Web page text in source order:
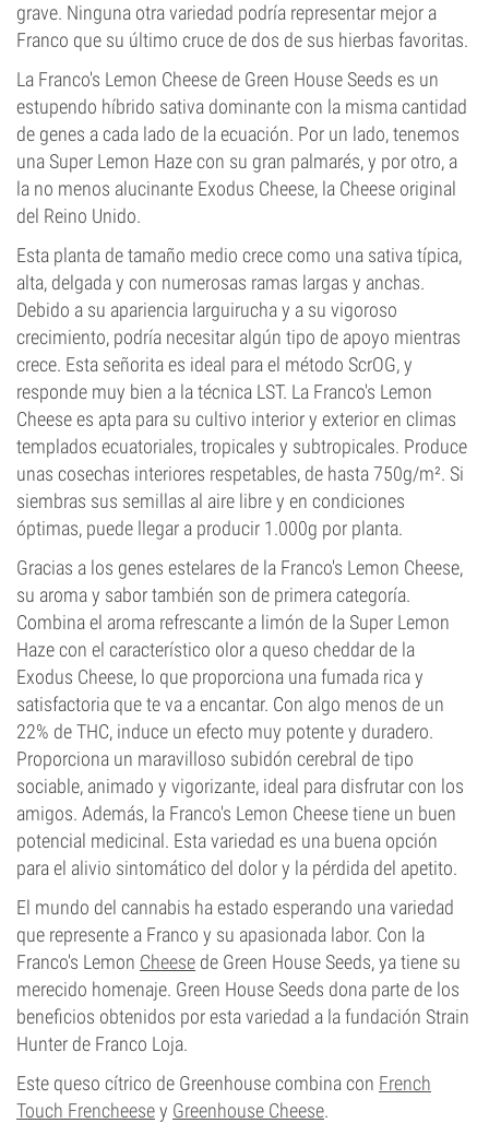
grave. Ninguna otra variedad podría representar mejor a
Franco que su último cruce de dos de sus hierbas favoritas.
La Franco's Lemon Cheese de Green House Seeds es un
estupendo híbrido sativa dominante con la misma cantidad
de genes a cada lado de la ecuación. Por un lado, tenemos
una Super Lemon Haze con su gran palmarés, y por otro, a
la no menos alucinante Exodus Cheese, la Cheese original
del Reino Unido.
Esta planta de tamaño medio crece como una sativa típica,
alta, delgada y con numerosas ramas largas y anchas.
Debido a su apariencia larguirucha y a su vigoroso
crecimiento, podría necesitar algún tipo de apoyo mientras
crece. Esta señorita es ideal para el método ScrOG, y
responde muy bien a la técnica LST. La Franco's Lemon
Cheese es apta para su cultivo interior y exterior en climas
templados ecuatoriales, tropicales y subtropicales. Produce
unas cosechas interiores respetables, de hasta 750g/m². Si
siembras sus semillas al aire libre y en condiciones
óptimas, puede llegar a producir 1.000g por planta.
Gracias a los genes estelares de la Franco's Lemon Cheese,
su aroma y sabor también son de primera categoría.
Combina el aroma refrescante a limón de la Super Lemon
Haze con el característico olor a queso cheddar de la
Exodus Cheese, lo que proporciona una fumada rica y
satisfactoria que te va a encantar. Con algo menos de un
22% de THC, induce un efecto muy potente y duradero.
Proporciona un maravilloso subidón cerebral de tipo
sociable, animado y vigorizante, ideal para disfrutar con los
amigos. Además, la Franco's Lemon Cheese tiene un buen
potencial medicinal. Esta variedad es una buena opción
para el alivio sintomático del dolor y la pérdida del apetito.
El mundo del cannabis ha estado esperando una variedad
que represente a Franco y su apasionada labor. Con la
Franco's Lemon Cheese de Green House Seeds, ya tiene su
merecido homenaje. Green House Seeds dona parte de los
beneficios obtenidos por esta variedad a la fundación Strain
Hunter de Franco Loja.
Este queso cítrico de Greenhouse combina con French
Touch Frencheesey Greenhouse Cheese.